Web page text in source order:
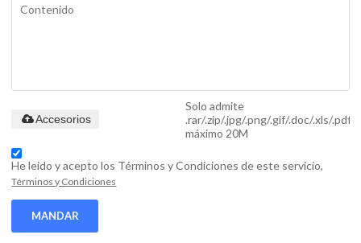
Solo admite
.rar/.zip/.jpg/.png/.gif/.doc/.xls/.pdf,
máximo 20M
Accesorios
He leido y acepto los Términos y Condiciones de este servicio,
Términos y Condiciones
MANDAR